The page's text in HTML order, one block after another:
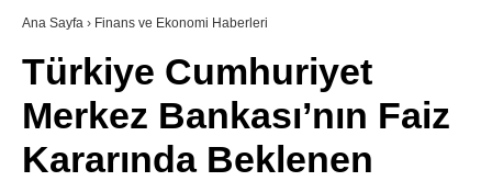
Youtube
TikTok
SÖZLÜK
Ana Sayfa › Finans ve Ekonomi Haberleri
Türkiye Cumhuriyet
Merkez Bankası’nın Faiz
Kararında Beklenen